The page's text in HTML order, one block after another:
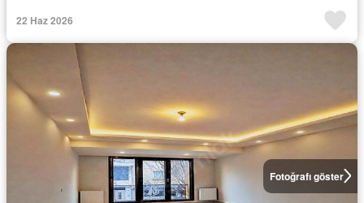
22 Haz 2026
Fotoğrafı göster